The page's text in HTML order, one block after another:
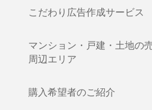
こだわり広告作成サービス
マンション・戸建・土地の
周辺エリア
購入希望者のご紹介